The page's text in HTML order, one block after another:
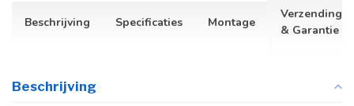
Beschrijving Specificaties Montage
Verzending
& Garantie
Beschrijving